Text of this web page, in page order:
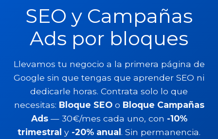
SEO y Campañas
Ads por bloques
Llevamos tu negocio a la primera página de
Google sin que tengas que aprender SEO ni
dedicarle horas. Contrata solo lo que
necesitas: Bloque SEOo Bloque Campañas
Ads— 30€/mes cada uno, con -10%
trimestral y -20% anual . Sin permanencia.